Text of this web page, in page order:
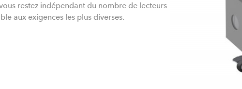
restez indépendant du nombre de lecteurs
aux exigences les plus diverses.